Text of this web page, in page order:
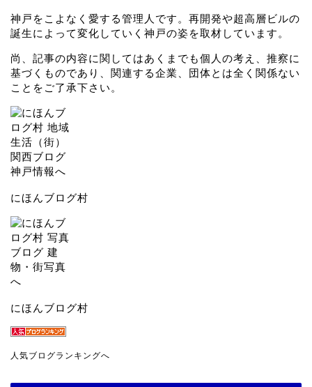
神戸をこよなく愛する管理人です。再開発や超高層ビルの
誕生によって変化していく神戸の姿を取材しています。
尚、記事の内容に関してはあくまでも個人の考え、推察に
基づくものであり、関連する企業、団体とは全く関係ない
ことをご了承下さい。
にほんブログ村
にほんブログ村
人気ブログランキングへ